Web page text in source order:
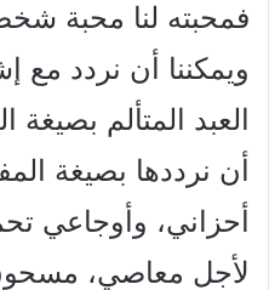
فمحبته لنا محبة
ويمكننا أن نردد مع
العبد المتألم بصيغة
أن نرددها بصيغة
أحزاني، وأوجاعي
لأجل معاصي،